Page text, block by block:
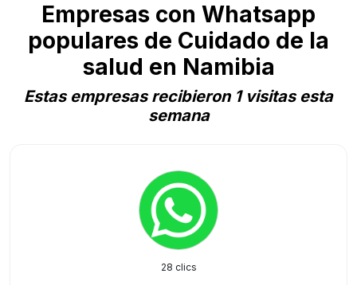
Empresas con Whatsapp
populares de Cuidado de la
salud en Namibia
Estas empresas recibieron 1 visitas esta
semana
28 clics